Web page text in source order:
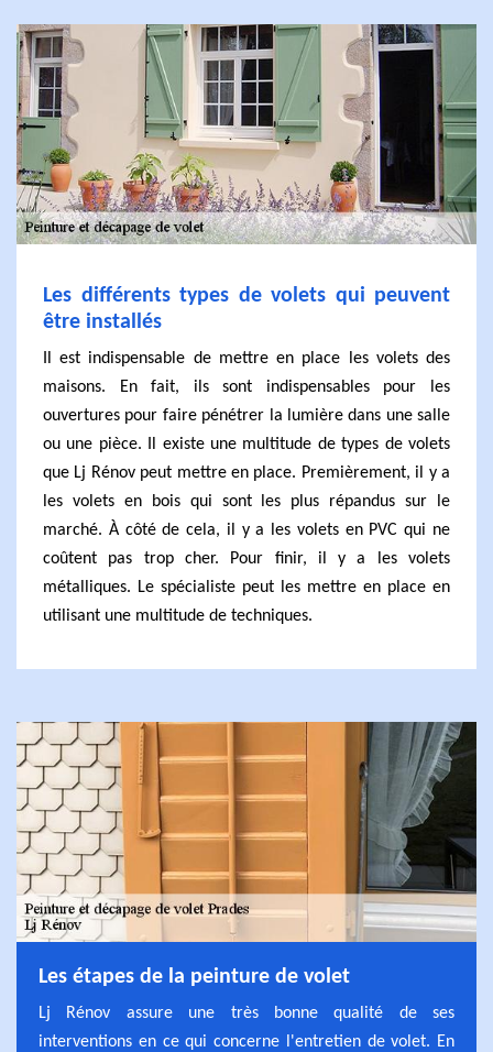
Les différents types de volets qui peuvent
être installés
Il est indispensable de mettre en place les volets des
maisons. En fait, ils sont indispensables pour les
ouvertures pour faire pénétrer la lumière dans une salle
ou une pièce. Il existe une multitude de types de volets
que Lj Rénov peut mettre en place. Premièrement, il y a
les volets en bois qui sont les plus répandus sur le
marché. À côté de cela, il y a les volets en PVC qui ne
coûtent pas trop cher. Pour finir, il y a les volets
métalliques. Le spécialiste peut les mettre en place en
utilisant une multitude de techniques.
Les étapes de la peinture de volet
Lj Rénov assure une très bonne qualité de ses
interventions en ce qui concerne l'entretien de volet. En